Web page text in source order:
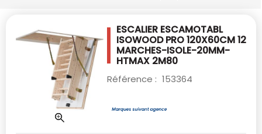
ESCALIER ESCAMOTABL
ISOWOOD PRO 120X60CM12
MARCHES-ISOLE-20MM-
HTMAX 2M80
Référence : 153364